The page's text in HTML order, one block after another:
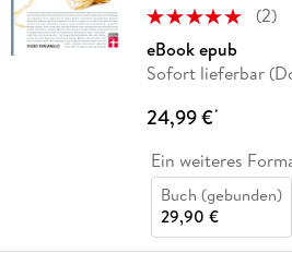
(2)
eBook epub
Sofort lieferbar
24,99 €*
Ein weiteres
Buch (gebunden)
29,90 €